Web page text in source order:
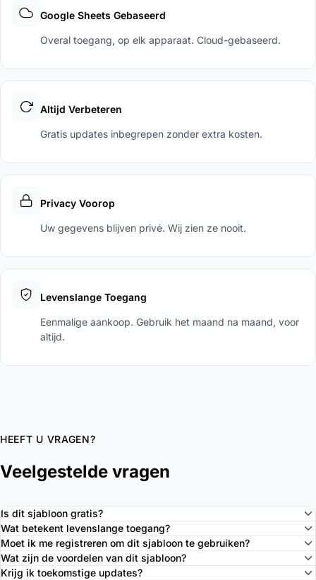
Google Sheets Gebaseerd
Overal toegang, op elk apparaat. Cloud-gebaseerd.
Altijd Verbeteren
Gratis updates inbegrepen zonder extra kosten.
Privacy Voorop
Uw gegevens blijven privé. Wij zien ze nooit.
Levenslange Toegang
Eenmalige aankoop. Gebruik het maand na maand, voor
altijd.
HEEFT U VRAGEN?
Veelgestelde vragen
Is dit sjabloon gratis?
Wat betekent levenslange toegang?
Moet ik me registreren om dit sjabloon te gebruiken?
Wat zijn de voordelen van dit sjabloon?
Krijg ik toekomstige updates?